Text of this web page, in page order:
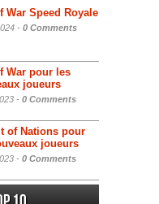
War Speed Royale
- 0 Comments
War pour les
joueurs
- 0 Comments
of Nations pour
joueurs
- 0 Comments